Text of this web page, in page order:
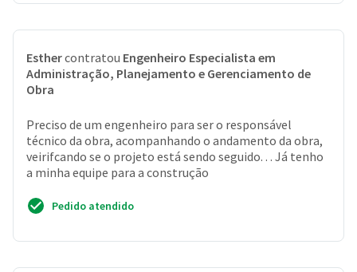
Esthercontratou Engenheiro Especialista em
Administração, Planejamento e Gerenciamento de
Obra
Preciso de um engenheiro para ser o responsável
técnico da obra, acompanhando o andamento da obra,
veirifcando se o projeto está sendo seguido. . . Já tenho
a minha equipe para a construção
Pedido atendido